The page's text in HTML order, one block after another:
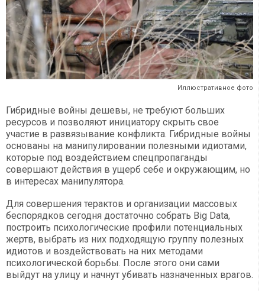
Иллюстративное фото
Гибридные войны дешевы, не требуют больших
ресурсов и позволяют инициатору скрыть свое
участие в развязывание конфликта. Гибридные войны
основаны на манипулировании полезными идиотами,
которые под воздействием спецпропаганды
совершают действия в ущерб себе и окружающим, но
в интересах манипулятора.
Для совершения терактов и организации массовых
беспорядков сегодня достаточно собрать Big Data,
построить психологические профили потенциальных
жертв, выбрать из них подходящую группу полезных
идиотов и воздействовать на них методами
психологической борьбы. После этого они сами
выйдут на улицу и начнут убивать назначенных врагов.